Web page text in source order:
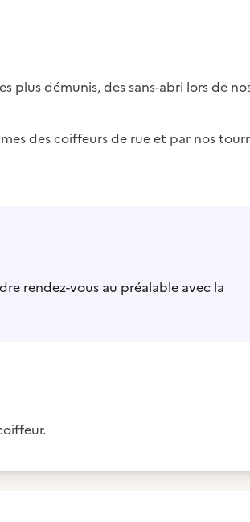
plus démunis, des sans-abri lors de
des coiffeurs de rue et par nos
rendez-vous au préalable avec la